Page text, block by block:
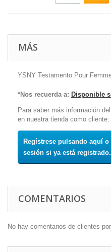
MÁS
YSNY Testamento Pour
*Nos recuerda a: Disponible
Para saber más información
en nuestra tienda como cliente:
Regístrese pulsando aquí
sesión si ya está registrado.
COMENTARIOS
No hay comentarios de clientes por